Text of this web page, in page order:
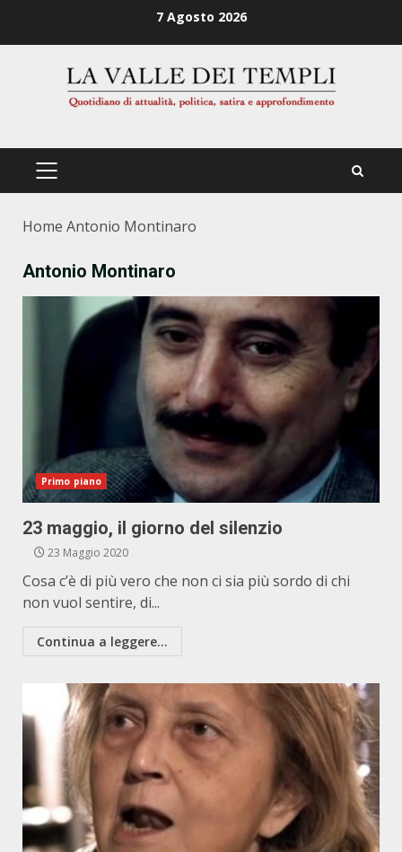
7 Agosto 2026
PRIMÄRES
Home Antonio Montinaro
Antonio Montinaro
Primo piano
23 maggio, il giorno del silenzio
23 Maggio 2020
Cosa c’è di più vero che non ci sia più sordo di chi
non vuol sentire, di...
Continua a leggere...